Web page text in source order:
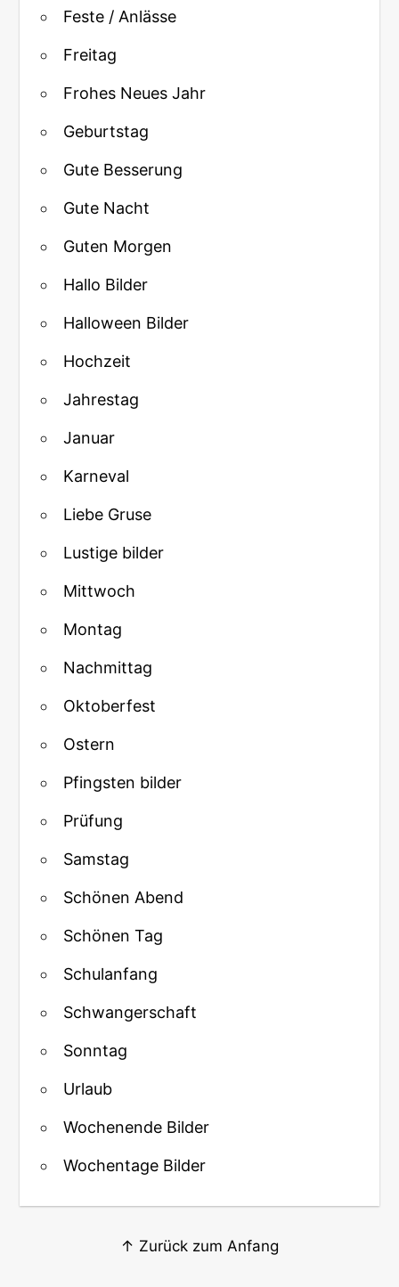
Feste / Anlässe
Freitag
Frohes Neues Jahr
Geburtstag
Gute Besserung
Gute Nacht
Guten Morgen
Hallo Bilder
Halloween Bilder
Hochzeit
Jahrestag
Januar
Karneval
Liebe Gruse
Lustige bilder
Mittwoch
Montag
Nachmittag
Oktoberfest
Ostern
Pfingsten bilder
Prüfung
Samstag
Schönen Abend
Schönen Tag
Schulanfang
Schwangerschaft
Sonntag
Urlaub
Wochenende Bilder
Wochentage Bilder
↑ Zurück zum Anfang